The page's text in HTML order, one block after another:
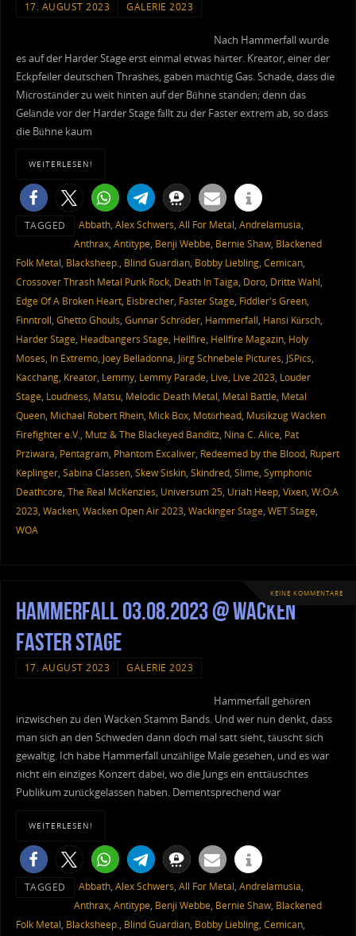
17. AUGUST 2023 GALERIE 2023
Nach Hammerfall wurde
es auf der Harder Stage erst einmal etwas härter. Kreator, einer der
Eckpfeiler deutschen Thrashes, gaben mächtig Gas. Schade, dass die
Microständer zu weit hinten auf der Bühne standen; denn das
Gelände vor der Harder Stage fällt zu der Faster extrem ab, so dass
die Bühne kaum
WEITERLESEN!
TAGGED Abbath, Alex Schwers, All For Metal, Andrelamusia,
Anthrax, Antitype, Benji Webbe, Bernie Shaw, Blackened
Folk Metal, Blacksheep., Blind Guardian, Bobby Liebling, Cemican,
Crossover Thrash Metal Punk Rock, Death In Taiga, Doro, Dritte Wahl,
Edge Of A Broken Heart, Eisbrecher, Faster Stage, Fiddler's Green,
Finntroll, Ghetto Ghouls, Gunnar Schröder, Hammerfall, Hansi Kürsch,
Harder Stage, Headbangers Stage, Hellfire, Hellfire Magazin, Holy
Moses, In Extremo, Joey Belladonna, Jörg Schnebele Pictures, JSPics,
Kacchang, Kreator, Lemmy, Lemmy Parade, Live, Live 2023, Louder
Stage, Loudness, Matsu, Melodic Death Metal, Metal Battle, Metal
Queen, Michael Robert Rhein, Mick Box, Motörhead, Musikzug Wacken
Firefighter e.V., Mutz & The Blackeyed Banditz, Nina C. Alice, Pat
Prziwara, Pentagram, Phantom Excaliver, Redeemed by the Blood, Rupert
Keplinger, Sabina Classen, Skew Siskin, Skindred, Slime, Symphonic
Deathcore, The Real McKenzies, Universum 25, Uriah Heep, Vixen, W:O:A
2023, Wacken, Wacken Open Air 2023, Wackinger Stage, WET Stage,
WOA
KEINE KOMMENTARE
Hammerfall 03.08.2023 @ Wacken
Faster Stage
17. AUGUST 2023 GALERIE 2023
Hammerfall gehören
inzwischen zu den Wacken Stamm Bands. Und wer nun denkt, dass
man sich an den Schweden dann doch mal satt sieht, täuscht sich
gewaltig. Ich habe Hammerfall unzählige Male gesehen, und es war
nicht ein einziges Konzert dabei, wo die Jungs ein enttäuschtes
Publikum zurückgelassen haben. Dementsprechend war
WEITERLESEN!
TAGGED Abbath, Alex Schwers, All For Metal, Andrelamusia,
Anthrax, Antitype, Benji Webbe, Bernie Shaw, Blackened
Folk Metal, Blacksheep., Blind Guardian, Bobby Liebling, Cemican,